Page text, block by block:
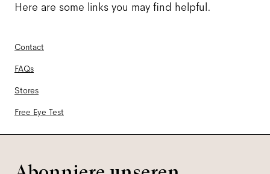
Here are some links you may find helpful.
Contact
FAQs
Stores
Free Eye Test